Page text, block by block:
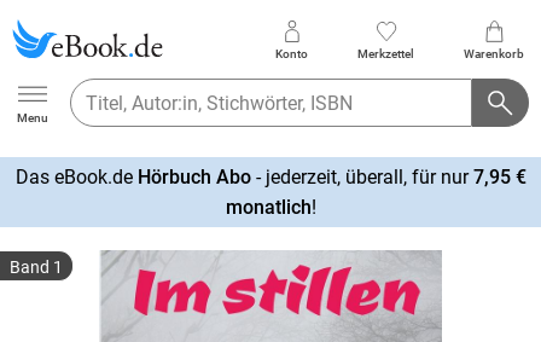
Ebook.de
Menu
Konto Merkzettel Warenkorb
Das eBook.de Hörbuch Abo- jederzeit, überall, für nur7,95 €
monatlich!
Band 1